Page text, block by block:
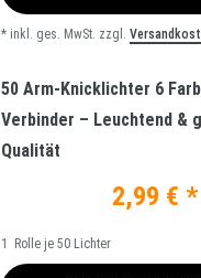
* inkl. ges. MwSt. zzgl.
50 Arm-Knicklichter 6
Verbinder – Leuchtend &
Qualität
2,99 € *
1 Rolle je 50 Lichter